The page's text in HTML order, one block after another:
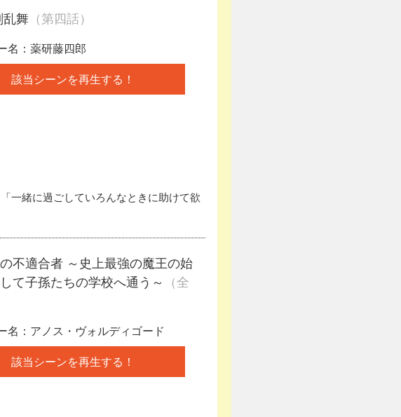
乱舞 （第四話）
名：薬研藤四郎
該当シーンを再生する！
一緒に過ごしていろんなときに助けて欲
不適合者 ～史上最強の魔王の始
て子孫たちの学校へ通う～
（全
名：アノス・ヴォルディゴード
該当シーンを再生する！